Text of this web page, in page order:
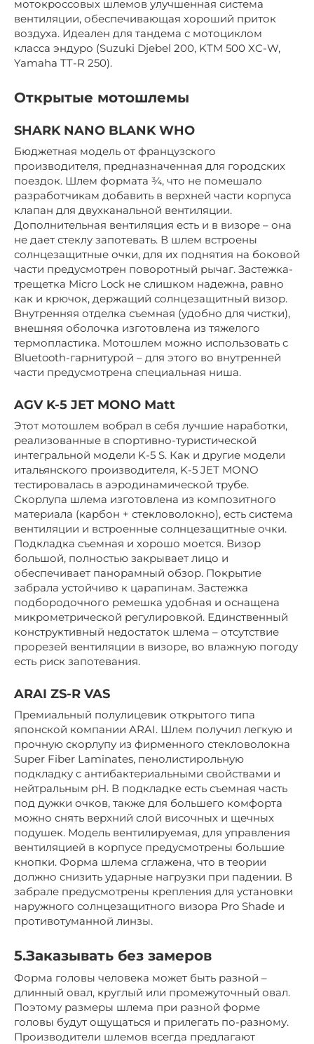
мотокроссовых шлемов улучшенная система
вентиляции, обеспечивающая хороший приток
воздуха. Идеален для тандема с мотоциклом
класса эндуро (Suzuki Djebel 200, KTM 500 XC-W,
Yamaha TT-R 250).
Открытые мотошлемы
SHARK NANO BLANK WHO
Бюджетная модель от французского
производителя, предназначенная для городских
поездок. Шлем формата ¾, что не помешало
разработчикам добавить в верхней части корпуса
клапан для двухканальной вентиляции.
Дополнительная вентиляция есть и в визоре – она
не дает стеклу запотевать. В шлем встроены
солнцезащитные очки, для их поднятия на боковой
части предусмотрен поворотный рычаг. Застежка-
трещетка Micro Lock не слишком надежна, равно
как и крючок, держащий солнцезащитный визор.
Внутренняя отделка съемная (удобно для чистки),
внешняя оболочка изготовлена из тяжелого
термопластика. Мотошлем можно использовать с
Bluetooth-гарнитурой – для этого во внутренней
части предусмотрена специальная ниша.
AGV K-5 JET MONO Matt
Этот мотошлем вобрал в себя лучшие наработки,
реализованные в спортивно-туристической
интегральной модели K-5 S. Как и другие модели
итальянского производителя, K-5 JET MONO
тестировалась в аэродинамической трубе.
Скорлупа шлема изготовлена из композитного
материала (карбон + стекловолокно), есть система
вентиляции и встроенные солнцезащитные очки.
Подкладка съемная и хорошо моется. Визор
большой, полностью закрывает лицо и
обеспечивает панорамный обзор. Покрытие
забрала устойчиво к царапинам. Застежка
подбородочного ремешка удобная и оснащена
микрометрической регулировкой. Единственный
конструктивный недостаток шлема – отсутствие
прорезей вентиляции в визоре, во влажную погоду
есть риск запотевания.
ARAI ZS-R VAS
Премиальный полулицевик открытого типа
японской компании ARAI. Шлем получил легкую и
прочную скорлупу из фирменного стекловолокна
Super Fiber Laminates, пенолистирольную
подкладку с антибактериальными свойствами и
нейтральным pH. В подкладке есть съемная часть
под дужки очков, также для большего комфорта
можно снять верхний слой височных и щечных
подушек. Модель вентилируемая, для управления
вентиляцией в корпусе предусмотрены большие
кнопки. Форма шлема сглажена, что в теории
должно снизить ударные нагрузки при падении. В
забрале предусмотрены крепления для установки
наружного солнцезащитного визора Pro Shade и
противотуманной линзы.
5.Заказывать без замеров
Форма головы человека может быть разной –
длинный овал, круглый или промежуточный овал.
Поэтому размеры шлема при разной форме
головы будут ощущаться и прилегать по-разному.
Производители шлемов всегда предлагают